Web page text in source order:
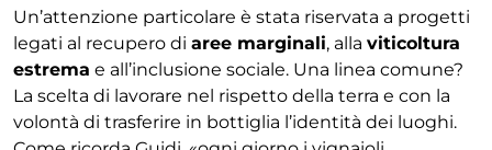
Un’attenzione particolare è stata riservata a progetti
legati al recupero di aree marginali, alla viticoltura
estrema e all’inclusione sociale. Una linea comune?
La scelta di lavorare nel rispetto della terra e con la
volontà di trasferire in bottiglia l’identità dei luoghi.